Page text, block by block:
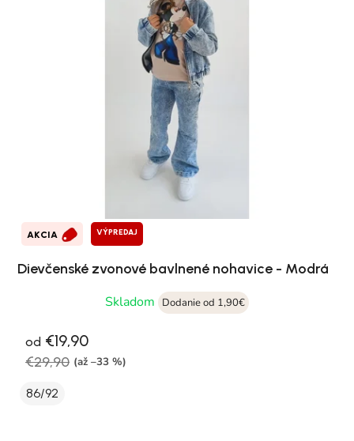
AKCIA VÝPREDAJ
Dievčenské zvonové bavlnené nohavice - Modrá
Skladom
Dodanie od 1,90€
od €19,90
€29,90 (až –33 %)
86/92